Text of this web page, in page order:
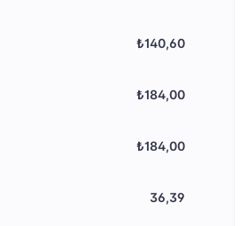
₺140,60
₺184,00
₺184,00
36,39